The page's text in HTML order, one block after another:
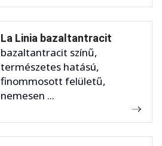
La Linia bazaltantracit
bazaltantracit színű,
természetes hatású,
finommosott felületű,
nemesen ...